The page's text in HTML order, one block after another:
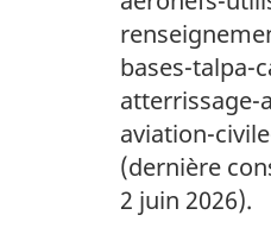
bases-talpa-
atterrissage-
aviation-
(dernière
2 juin 2026).